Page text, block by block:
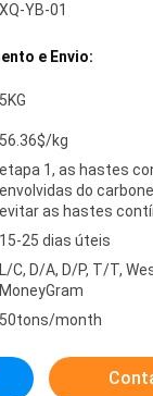
XQ-YB-01
e Envio:
5KG
56.36$/kg
etapa 1, as hastes
envolvidas do
evitar as hastes
15-25 dias úteis
L/C, D/A, D/P, T/T,
MoneyGram
50tons/month